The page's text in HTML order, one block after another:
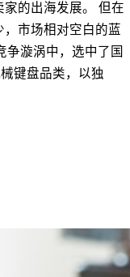
的出海发展。 但在
市场相对空白的蓝
争漩涡中，选中了国
键盘品类，以独